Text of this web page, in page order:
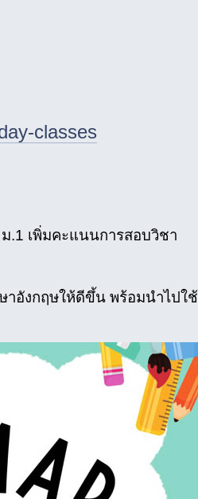
classes
.1 เพิ่มคะแนนการสอบวิชา
าอังกฤษให้ดีขึ้น พร้อมนำไปใช้